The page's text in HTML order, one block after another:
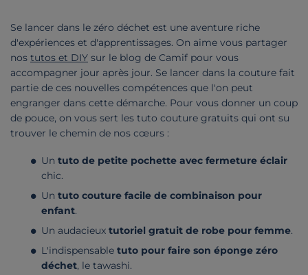
Se lancer dans le zéro déchet est une aventure riche
d'expériences et d'apprentissages. On aime vous partager
nos tutos et DIY sur le blog de Camif pour vous
accompagner jour après jour. Se lancer dans la couture fait
partie de ces nouvelles compétences que l'on peut
engranger dans cette démarche. Pour vous donner un coup
de pouce, on vous sert les tuto couture gratuits qui ont su
trouver le chemin de nos cœurs :
Untuto de petite pochette avec fermeture éclair
chic.
Untuto couture facile de combinaison pour
enfant.
Un audacieuxtutoriel gratuit de robe pour femme.
L'indispensabletuto pour faire son éponge zéro
déchet, le tawashi.